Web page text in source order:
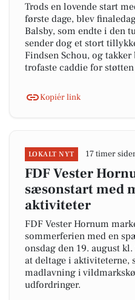
Trods en lovende start
første dage, blev
Balsby, som endte i den
sender dog et stort
Findsen Schou, og
trofaste caddie for
Kopiér link
LOKALT NYT 17 timer
FDF Vester
sæsonstart med
aktiviteter
FDF Vester Hornum
sommerferien med en
onsdag den 19. august
at deltage i aktiviteterne,
madlavning i
udfordringer.